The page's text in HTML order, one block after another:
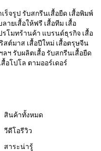
ร็จรูป รับสกรีนเสื้อยืด เสื้อพิมพ์
ายเสื้อให้ฟรี เสื้อทีม เสื้อ
รโมทร้านค้า แบรนด์ธุรกิจ เสื้อ
สต์มาส เสื้อปีใหม่ เสื้อตรุษจีน
ลฯ รับผลิตเสื้อ รับสกรีนเสื้อยืด
อโปโล ตามออร์เดอร์
สินค้าทั้งหมด
วีดีโอรีวิว
สาระน่ารู้